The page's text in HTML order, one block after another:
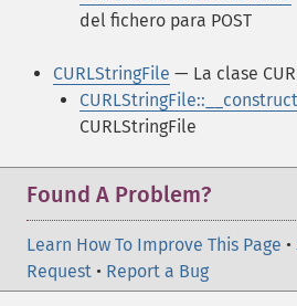
del fichero para POST
CURLStringFile — La clase
CURLStringFile::__construct
CURLStringFile
Found A Problem?
Learn How To Improve This Page •
Request • Report a Bug